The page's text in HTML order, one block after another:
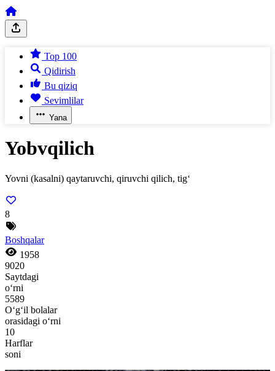
Top 100
Qidirish
Bu qiziq
Sevimlilar
Yana
Yobvqilich
Yovni (kasalni) qaytaruvchi, qiruvchi qilich, tig‘
8
Boshqalar
1958
9020
Saytdagi
o‘rni
5589
O‘g‘il bolalar
orasidagi o‘rni
10
Harflar
soni